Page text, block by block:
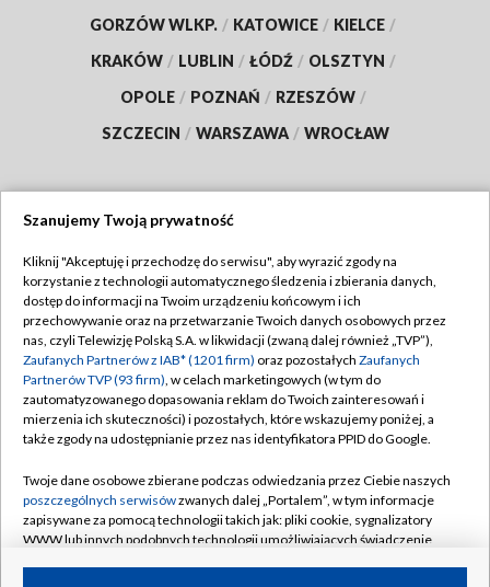
GORZÓW WLKP. / KATOWICE / KIELCE /
KRAKÓW / LUBLIN / ŁÓDŹ / OLSZTYN /
OPOLE / POZNAŃ / RZESZÓW /
SZCZECIN / WARSZAWA / WROCŁAW
TVP
Abonament TVP
Emisja w TVP
Centrum informacji TVP
Naziemna Telewizja Cyfrowa
Rada Programowa
System NOS
Informacje o nadawcy
Regulamin TVP
Polityka prywatności
Moje zgody
Pomoc
Kontakt
Kanały
Szanujemy Twoją prywatność
Kliknij "Akceptuję i przechodzę do serwisu", aby wyrazić zgody na
korzystanie z technologii automatycznego śledzenia i zbierania danych,
dostęp do informacji na Twoim urządzeniu końcowym i ich
przechowywanie oraz na przetwarzanie Twoich danych osobowych przez
nas, czyli Telewizję Polską S.A. w likwidacji (zwaną dalej również „TVP”),
Zaufanych Partnerów z IAB* (1201 firm) oraz pozostałych Zaufanych
Partnerów TVP (93 firm), w celach marketingowych (w tym do
zautomatyzowanego dopasowania reklam do Twoich zainteresowań i
mierzenia ich skuteczności) i pozostałych, które wskazujemy poniżej, a
także zgody na udostępnianie przez nas identyfikatora PPID do Google.
Twoje dane osobowe zbierane podczas odwiedzania przez Ciebie naszych
poszczególnych serwisówzwanych dalej „Portalem”, w tym informacje
zapisywane za pomocą technologii takich jak: pliki cookie, sygnalizatory
WWW lub innych podobnych technologii umożliwiających świadczenie